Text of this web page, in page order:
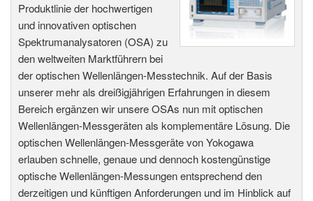
Produktlinie der hochwertigen
und innovativen optischen
Spektrumanalysatoren (OSA) zu
den weltweiten Marktführern bei
der optischen Wellenlängen-Messtechnik. Auf der Basis
unserer mehr als dreißigjährigen Erfahrungen in diesem
Bereich ergänzen wir unsere OSAs nun mit optischen
Wellenlängen-Messgeräten als komplementäre Lösung. Die
optischen Wellenlängen-Messgeräte von Yokogawa
erlauben schnelle, genaue und dennoch kostengünstige
optische Wellenlängen-Messungen entsprechend den
derzeitigen und künftigen Anforderungen und im Hinblick auf